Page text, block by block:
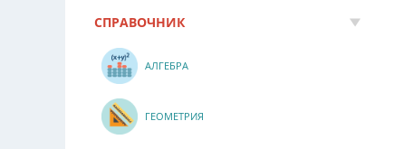
СПРАВОЧНИК
АЛГЕБРА
ГЕОМЕТРИЯ